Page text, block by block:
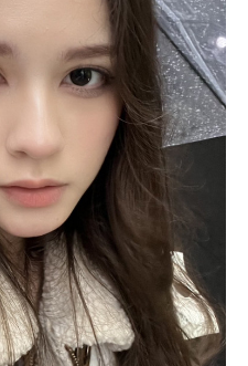
us
イン